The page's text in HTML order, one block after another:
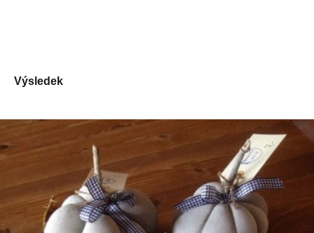
Výsledek